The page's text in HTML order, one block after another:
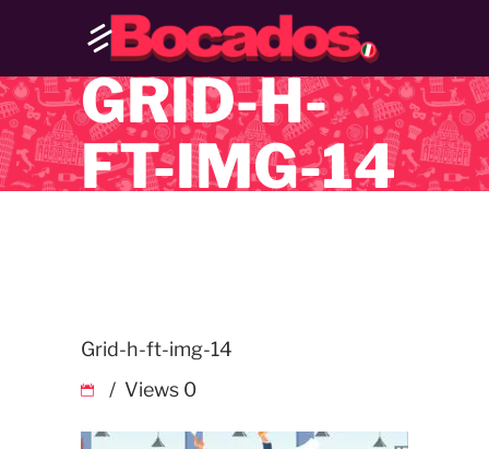
GRID-H-
FT-IMG-14
Grid-h-ft-img-14
Views 0